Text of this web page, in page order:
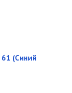
61 (Синий